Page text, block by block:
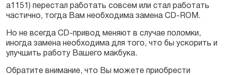
a1151) перестал работать совсем или стал работать
частично, тогда Вам необходима замена CD-ROM.
Но не всегда CD-привод меняют в случае поломки,
иногда замена необходима для того, что бы ускорить и
улучшить работу Вашего макбука.
Обратите внимание, что Вы можете приобрести